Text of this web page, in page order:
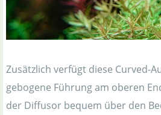
Zusätzlich verfügt diese Curved-
gebogene Führung am oberen
der Diffusor bequem über den